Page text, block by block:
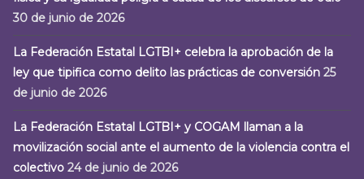
30 de junio de 2026
La Federación Estatal LGTBI+ celebra la aprobación de la
ley que tipifica como delito las prácticas de conversión 25
de junio de 2026
La Federación Estatal LGTBI+ y COGAM llaman a la
movilización social ante el aumento de la violencia contra el
colectivo 24 de junio de 2026